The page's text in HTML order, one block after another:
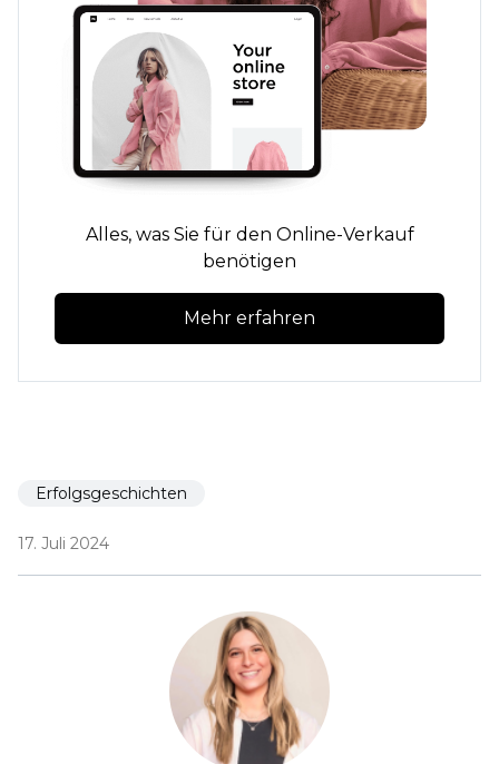
Alles, was Sie für den Online-Verkauf
benötigen
Mehr erfahren
Erfolgsgeschichten
17. Juli 2024